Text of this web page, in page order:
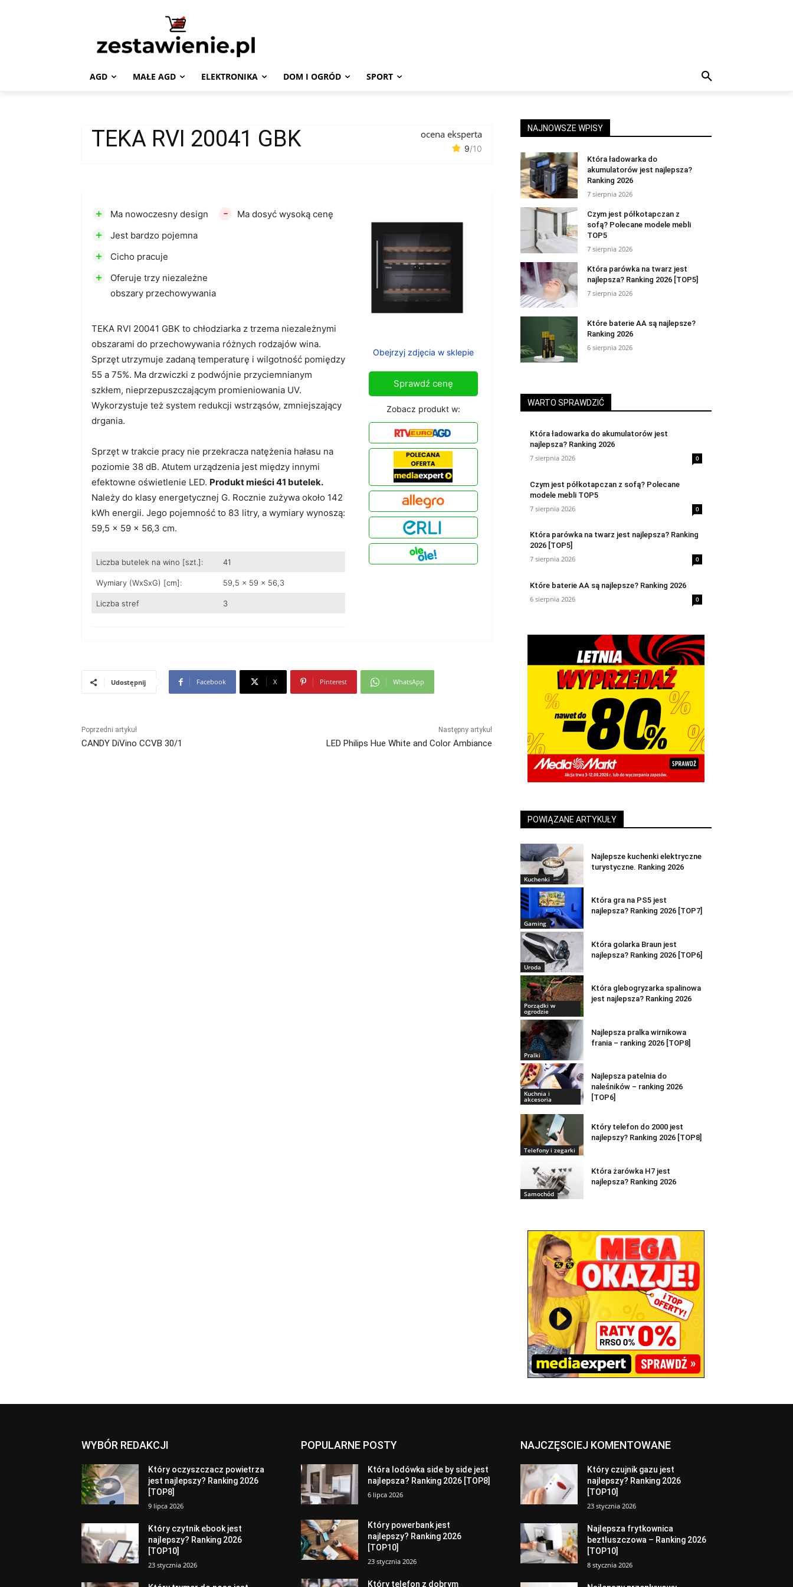
AGD MAŁE AGD ELEKTRONIKA DOM I OGRÓD SPORT
TEKA RVI 20041 GBK ocena eksperta
9/10
TEKA RVI 20041 GBK to chłodziarka z trzema niezależnymi
obszarami do przechowywania różnych rodzajów wina.
Sprzęt utrzymuje zadaną temperaturę i wilgotność pomiędzy
55 a 75%. Ma drzwiczki z podwójnie przyciemnianym
szkłem, nieprzepuszczającym promieniowania UV.
Wykorzystuje też system redukcji wstrząsów, zmniejszający
drgania.
Sprzęt w trakcie pracy nie przekracza natężenia hałasu na
poziomie 38 dB. Atutem urządzenia jest między innymi
efektowne oświetlenie LED. Produkt mieści 41 butelek.
Należy do klasy energetycznej G. Rocznie zużywa około 142
kWh energii. Jego pojemność to 83 litry, a wymiary wynoszą:
59,5 x 59 x 56,3 cm.
Liczba butelek na wino [szt.]: 41
Wymiary (WxSxG) [cm]: 59,5 x 59 x 56,3
Liczba stref 3
+ Ma nowoczesny design
+ Jest bardzo pojemna
+ Cicho pracuje
+
Oferuje trzy niezależne
obszary przechowywania
- Ma dosyć wysoką cenę
Obejrzyj zdjęcia w sklepie
Sprawdź cenę
Zobacz produkt w:
Udostępnij Facebook X Pinterest WhatsApp
Poprzedni artykuł
CANDY DiVino CCVB 30/1
Następny artykuł
LED Philips Hue White and Color Ambiance
NAJNOWSZE WPISY
Która ładowarka do
akumulatorów jest najlepsza?
Ranking 2026
7 sierpnia 2026
Czym jest półkotapczan z
sofą? Polecane modele mebli
TOP5
7 sierpnia 2026
Która parówka na twarz jest
najlepsza? Ranking 2026 [TOP5]
7 sierpnia 2026
Które baterie AA są najlepsze?
Ranking 2026
6 sierpnia 2026
WARTO SPRAWDZIĆ
Która ładowarka do akumulatorów jest
najlepsza? Ranking 2026
7 sierpnia 2026
0
Czym jest półkotapczan z sofą? Polecane
modele mebli TOP5
7 sierpnia 2026
0
Która parówka na twarz jest najlepsza? Ranking
2026 [TOP5]
7 sierpnia 2026
0
Które baterie AA są najlepsze? Ranking 2026
6 sierpnia 2026
0
POWIĄZANE ARTYKUŁY
Kuchenki
Najlepsze kuchenki elektryczne
turystyczne. Ranking 2026
Gaming
Która gra na PS5 jest
najlepsza? Ranking 2026 [TOP7]
Uroda
Która golarka Braun jest
najlepsza? Ranking 2026 [TOP6]
Porządki w
ogrodzie
Która glebogryzarka spalinowa
jest najlepsza? Ranking 2026
Pralki
Najlepsza pralka wirnikowa
frania – ranking 2026 [TOP8]
Kuchnia i
akcesoria
Najlepsza patelnia do
naleśników – ranking 2026
[TOP6]
Telefony i zegarki
Który telefon do 2000 jest
najlepszy? Ranking 2026 [TOP8]
Samochód
Która żarówka H7 jest
najlepsza? Ranking 2026
WYBÓR REDAKCJI
Który oczyszczacz powietrza
jest najlepszy? Ranking 2026
[TOP8]
9 lipca 2026
Który czytnik ebook jest
najlepszy? Ranking 2026
[TOP10]
23 stycznia 2026
POPULARNE POSTY
Która lodówka side by side jest
najlepsza? Ranking 2026 [TOP8]
6 lipca 2026
Który powerbank jest
najlepszy? Ranking 2026
[TOP10]
23 stycznia 2026
Który telefon z dobrym
NAJCZĘSCIEJ KOMENTOWANE
Który czujnik gazu jest
najlepszy? Ranking 2026
[TOP10]
23 stycznia 2026
Najlepsza frytkownica
beztłuszczowa – Ranking 2026
[TOP10]
8 stycznia 2026